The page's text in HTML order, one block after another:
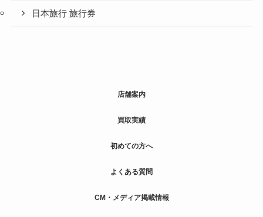
日本旅行 旅行券
店舗案内
買取実績
初めての方へ
よくある質問
CM・メディア掲載情報